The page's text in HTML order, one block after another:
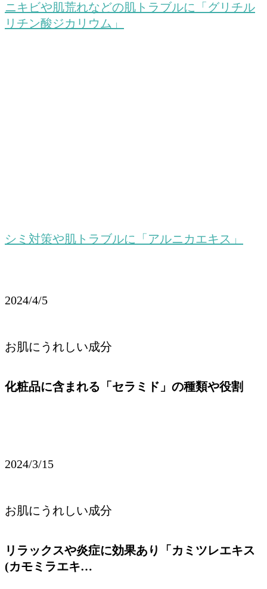
ニキビや肌荒れなどの肌トラブルに「グリチル
リチン酸ジカリウム」
シミ対策や肌トラブルに「アルニカエキス」
2024/4/5
お肌にうれしい成分
化粧品に含まれる「セラミド」の種類や役割
2024/3/15
お肌にうれしい成分
リラックスや炎症に効果あり「カミツレエキス
(カモミラエキ…